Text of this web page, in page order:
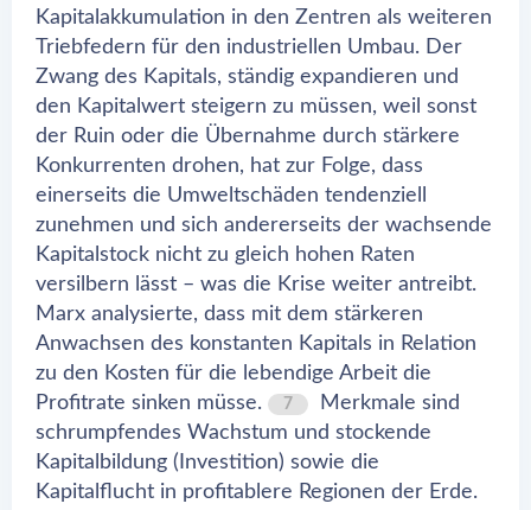
Kapitalakkumulation in den Zentren als weiteren
Triebfedern für den industriellen Umbau. Der
Zwang des Kapitals, ständig expandieren und
den Kapitalwert steigern zu müssen, weil sonst
der Ruin oder die Übernahme durch stärkere
Konkurrenten drohen, hat zur Folge, dass
einerseits die Umweltschäden tendenziell
zunehmen und sich andererseits der wachsende
Kapitalstock nicht zu gleich hohen Raten
versilbern lässt – was die Krise weiter antreibt.
Marx analysierte, dass mit dem stärkeren
Anwachsen des konstanten Kapitals in Relation
zu den Kosten für die lebendige Arbeit die
Profitrate sinken müsse.
7
Merkmale sind
schrumpfendes Wachstum und stockende
Kapitalbildung (Investition) sowie die
Kapitalflucht in profitablere Regionen der Erde.